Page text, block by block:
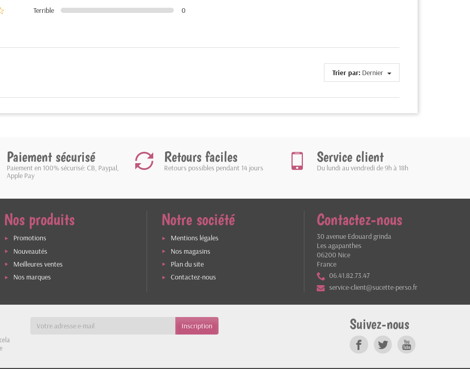
Terrible 0
Trier par: Dernier
Paiement sécurisé
Paiement en 100% sécurisé: CB, Paypal,
Apple Pay
Retours faciles
Retours possibles pendant 14 jours
Service client
Du lundi au vendredi de 9h à 18h
Nos produits
Promotions
Nouveautés
Meilleures ventes
Nos marques
Notre société
Mentions légales
Nos magasins
Plan du site
Contactez-nous
Contactez-nous
30 avenue Edouard grinda
Les agapanthes
06200 Nice
France
06.41.82.73.47
service-client@sucette-perso.fr
Suivez-nous